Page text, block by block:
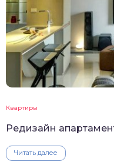
Квартиры
Редизайн
Читать далее